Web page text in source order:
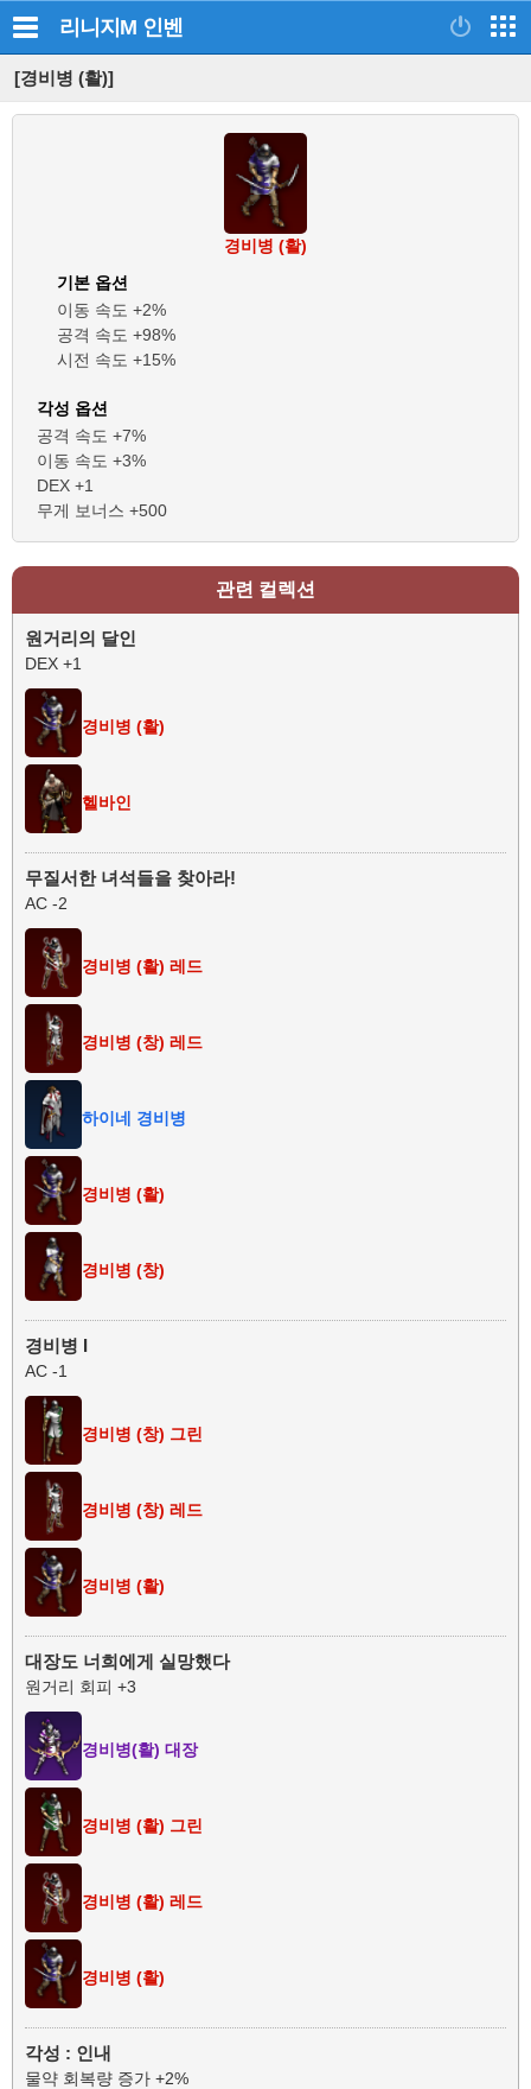
리니지M 인벤
[경비병 (활)]
경비병 (활)
기본 옵션
이동 속도 +2%
공격 속도 +98%
시전 속도 +15%
각성 옵션
공격 속도 +7%
이동 속도 +3%
DEX +1
무게 보너스 +500
관련 컬렉션
원거리의 달인
DEX +1
경비병 (활)
헬바인
무질서한 녀석들을 찾아라!
AC -2
경비병 (활) 레드
경비병 (창) 레드
하이네 경비병
경비병 (활)
경비병 (창)
경비병 I
AC -1
경비병 (창) 그린
경비병 (창) 레드
경비병 (활)
대장도 너희에게 실망했다
원거리 회피 +3
경비병(활) 대장
경비병 (활) 그린
경비병 (활) 레드
경비병 (활)
각성 : 인내
물약 회복량 증가 +2%